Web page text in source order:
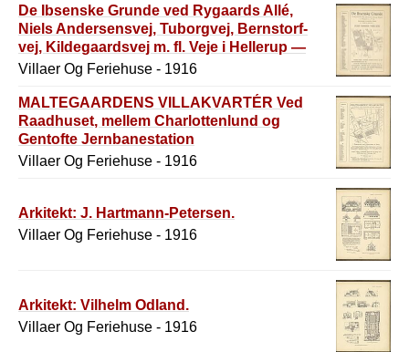
De Ibsenske Grunde ved Rygaards Allé,
Niels Andersensvej, Tuborgvej, Bernstorf-
vej, Kildegaardsvej m. fl. Veje i Hellerup —
Gentofte Sogn er - Nord for København -
Villaer Og Feriehuse - 1916
MALTEGAARDENS VILLAKVARTÉR Ved
Raadhuset, mellem Charlottenlund og
Gentofte Jernbanestation
Villaer Og Feriehuse - 1916
Arkitekt: J. Hartmann-Petersen.
Villaer Og Feriehuse - 1916
Arkitekt: Vilhelm Odland.
Villaer Og Feriehuse - 1916